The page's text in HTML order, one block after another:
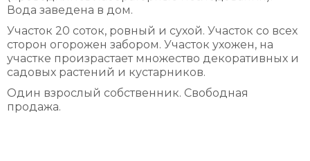
Вода заведена в дом.
Участок 20 соток, ровный и сухой. Участок со всех
сторон огорожен забором. Участок ухожен, на
участке произрастает множество декоративных и
садовых растений и кустарников.
Один взрослый собственник. Свободная
продажа.